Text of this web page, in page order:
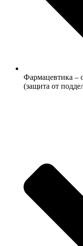
Фармацевтика –
(защита от